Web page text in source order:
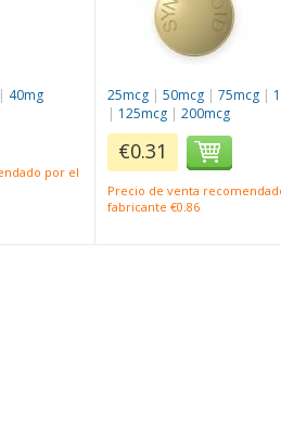
| 40mg
por el
25mcg| 50mcg| 75mcg|
| 125mcg| 200mcg
€0.31
Precio de venta
fabricante €0.86